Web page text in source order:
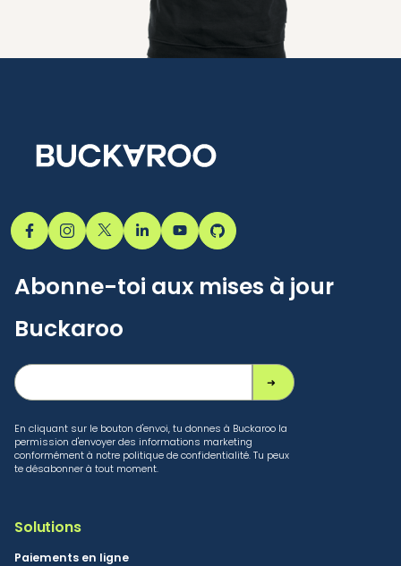
Abonne-toi aux mises à jour
Buckaroo
En cliquant sur le bouton d'envoi, tu donnes à Buckaroo la
permission d'envoyer des informations marketing
conformément à notre politique de confidentialité. Tu peux
te désabonner à tout moment.
Solutions
Paiements en ligne